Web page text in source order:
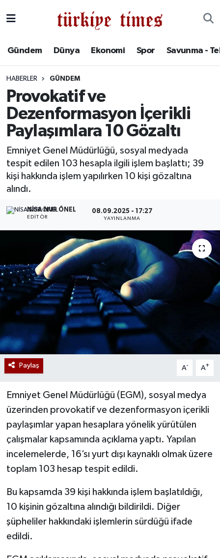
Gündem Dünya Ekonomi Spor Savunma -
HABERLER GÜNDEM
Provokatif ve
Dezenformasyon İçerikli
Paylaşımlara 10 Gözaltı
Emniyet Genel Müdürlüğü, sosyal medyada
tespit edilen 103 hesapla ilgili işlem başlattı; 39
kişi hakkında işlem yapılırken 10 kişi gözaltına
alındı.
NISA NUR ÖNEL
EDITÖR
08.09.2025 - 17:27
YAYINLANMA
Paylaş A- A+
Emniyet Genel Müdürlüğü (EGM), sosyal medya
üzerinden provokatif ve dezenformasyon içerikli
paylaşımlar yapan hesaplara yönelik yürütülen
çalışmalar kapsamında açıklama yaptı. Yapılan
incelemelerde, 16’sı yurt dışı kaynaklı olmak üzere
toplam 103 hesap tespit edildi.
Bu kapsamda 39 kişi hakkında işlem başlatıldığı,
10 kişinin gözaltına alındığı bildirildi. Diğer
şüpheliler hakkındaki işlemlerin sürdüğü ifade
edildi.
Spor
Savunma - Teknoloji
Kültür - Sanat
Yaşam
Süper Lig Puan Durumu ve Fikstür
Tüm Manşetler
Son Dakika Haberleri
Haber Arşivi